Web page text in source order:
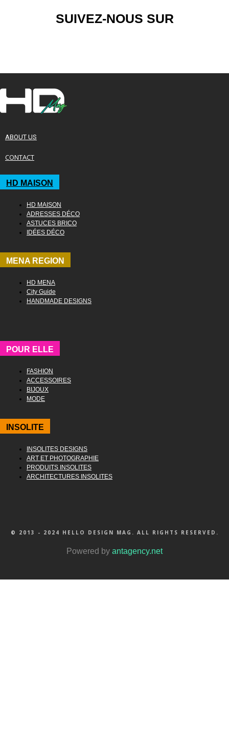
SUIVEZ-NOUS SUR
ABOUT US
CONTACT
HD MAISON
HD MAISON
ADRESSES DÉCO
ASTUCES BRICO
IDÉES DÉCO
MENA REGION
HD MENA
City Guide
HANDMADE DESIGNS
POUR ELLE
FASHION
ACCESSOIRES
BIJOUX
MODE
INSOLITE
INSOLITES DESIGNS
ART ET PHOTOGRAPHIE
PRODUITS INSOLITES
ARCHITECTURES INSOLITES
© 2013 - 2024 HELLO DESIGN MAG. ALL RIGHTS RESERVED.
Powered by antagency.net